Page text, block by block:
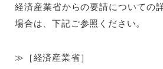
経済産業省からの要請についての
場合は、下記ご参照ください。
≫［経済産業省］